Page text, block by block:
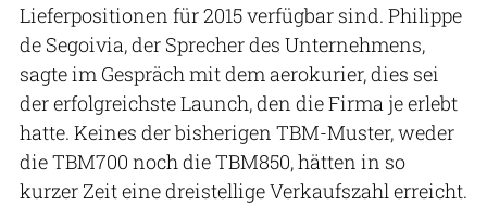
Lieferpositionen für 2015 verfügbar sind. Philippe
de Segoivia, der Sprecher des Unternehmens,
sagte im Gespräch mit dem aerokurier, dies sei
der erfolgreichste Launch, den die Firma je erlebt
hatte. Keines der bisherigen TBM-Muster, weder
die TBM700 noch die TBM850, hätten in so
kurzer Zeit eine dreistellige Verkaufszahl erreicht.